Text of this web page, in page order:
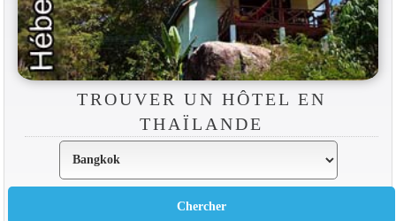
TROUVER UN HÔTEL EN
THAÏLANDE